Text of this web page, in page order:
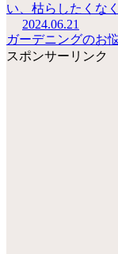
い、枯らしたくな
2024.06.21
ガーデニングのお
スポンサーリンク